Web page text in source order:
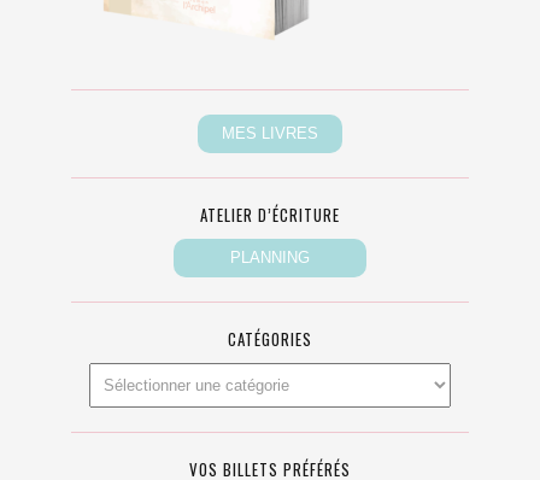
ATELIER D’ÉCRITURE
CATÉGORIES
VOS BILLETS PRÉFÉRÉS